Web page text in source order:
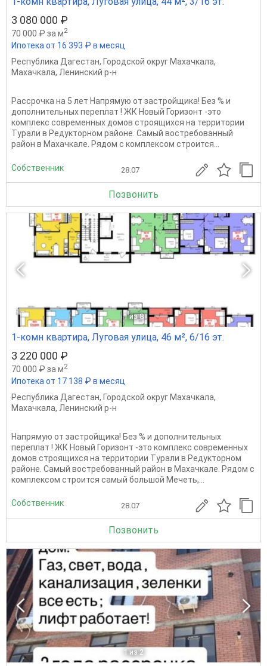
3 080 000 ₽
70 000 ₽ за м2
Ипотека от 16 393 ₽ в месяц
Республика Дагестан, Городской округ Махачкала,
Махачкала, Ленинский р-н
Рассрочка на 5 лет Напрямую от застройщика! Без % и
дополнительных переплат ! ЖК Новый Горизонт -это
комплекс современных домов строящихся на территории
Турали в Редукторном районе. Самый востребованный
район в Махачкале. Рядом с комплексом строится...
Собственник 28.07
Позвонить
1 из 8
1-комн квартира, Луговая улица, 46 м², 6/16 эт.
3 220 000 ₽
70 000 ₽ за м2
Ипотека от 17 138 ₽ в месяц
Республика Дагестан, Городской округ Махачкала,
Махачкала, Ленинский р-н
Напрямую от застройщика! Без % и дополнительных
переплат ! ЖК Новый Горизонт -это комплекс современных
домов строящихся на территории Турали в Редукторном
районе. Самый востребованный район в Махачкале. Рядом с
комплексом строится самый большой Мечеть,...
Собственник 28.07
Позвонить
1 из 2